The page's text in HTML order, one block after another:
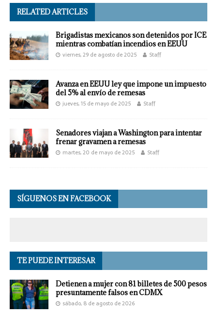
RELATED ARTICLES
Brigadistas mexicanos son detenidos por ICE
mientras combatían incendios en EEUU
viernes, 29 de agosto de 2025 Staff
Avanza en EEUU ley que impone un impuesto
del 5% al envío de remesas
jueves, 15 de mayo de 2025 Staff
Senadores viajan a Washington para intentar
frenar gravamen a remesas
martes, 20 de mayo de 2025 Staff
SÍGUENOS EN FACEBOOK
TE PUEDE INTERESAR
Detienen a mujer con 81 billetes de 500 pesos
presuntamente falsos en CDMX
sábado, 8 de agosto de 2026